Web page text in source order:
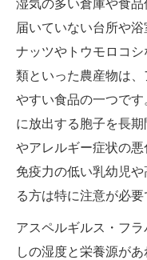
湿気の多い倉庫や食
届いていない台所や
ナッツやトウモロコ
類といった農産物は
やすい食品の一つで
に放出する胞子を長
やアレルギー症状の悪
免疫力の低い乳幼児
る方は特に注意が必要
アスペルギルス・フ
しの湿度と栄養源が